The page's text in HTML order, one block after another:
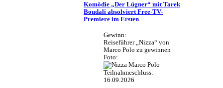
Komödie „Der Lügner“ mit Tarek
Boudali absolviert Free-TV-
Premiere im Ersten
Gewinn:
Reiseführer „Nizza“ von
Marco Polo zu gewinnen
Foto:
Teilnahmeschluss:
16.09.2026